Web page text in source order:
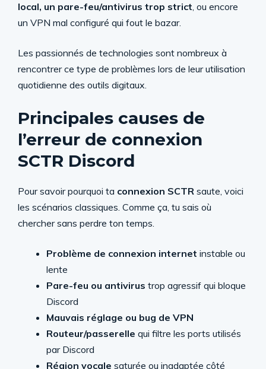
local, un pare-feu/antivirus trop strict, ou encore
un VPN mal configuré qui fout le bazar.
Les passionnés de technologies sont nombreux à
rencontrer ce type de problèmes lors de leur utilisation
quotidienne des outils digitaux.
Principales causes de
l’erreur de connexion
SCTR Discord
Pour savoir pourquoi ta connexion SCTR saute, voici
les scénarios classiques. Comme ça, tu sais où
chercher sans perdre ton temps.
Problème de connexion internet instable ou
lente
Pare-feu ou antivirus trop agressif qui bloque
Discord
Mauvais réglage ou bug de VPN
Routeur/passerelle qui filtre les ports utilisés
par Discord
Région vocale saturée ou inadaptée côté